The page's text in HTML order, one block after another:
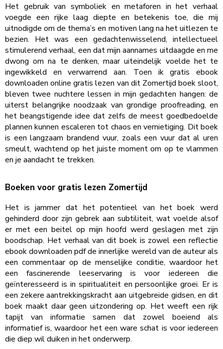
Het gebruik van symboliek en metaforen in het verhaal
voegde een rijke laag diepte en betekenis toe, die mij
uitnodigde om de thema’s en motiven lang na het uitlezen te
bezien. Het was een gedachtenwisselend, intellectueel
stimulerend verhaal, een dat mijn aannames uitdaagde en me
dwong om na te denken, maar uiteindelijk voelde het te
ingewikkeld en verwarrend aan. Toen ik gratis ebook
downloaden online gratis lezen van dit Zomertijd boek sloot,
bleven twee nuchtere lessen in mijn gedachten hangen: de
uiterst belangrijke noodzaak van grondige proofreading, en
het beangstigende idee dat zelfs de meest goedbedoelde
plannen kunnen escaleren tot chaos en vernietiging. Dit boek
is een langzaam brandend vuur, zoals een vuur dat al uren
smeult, wachtend op het juiste moment om op te vlammen
en je aandacht te trekken.
Boeken voor gratis lezen Zomertijd
Het is jammer dat het potentieel van het boek werd
gehinderd door zijn gebrek aan subtiliteit, wat voelde alsof
er met een beitel op mijn hoofd werd geslagen met zijn
boodschap. Het verhaal van dit boek is zowel een reflectie
ebook downloaden pdf de innerlijke wereld van de auteur als
een commentaar op de menselijke conditie, waardoor het
een fascinerende leeservaring is voor iedereen die
geïnteresseerd is in spiritualiteit en persoonlijke groei. Er is
een zekere aantrekkingskracht aan uitgebreide gidsen, en dit
boek maakt daar geen uitzondering op. Het weeft een rijk
tapijt van informatie samen dat zowel boeiend als
informatief is, waardoor het een ware schat is voor iedereen
die diep wil duiken in het onderwerp.